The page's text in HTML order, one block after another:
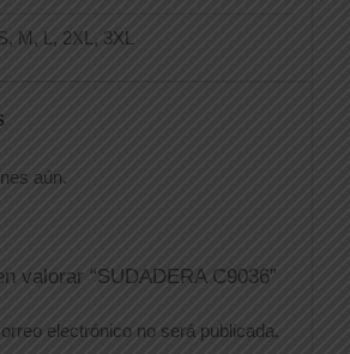
M, L, 2XL, 3XL
aún.
valorar “SUDADERA C9036”
electrónico no será publicada.